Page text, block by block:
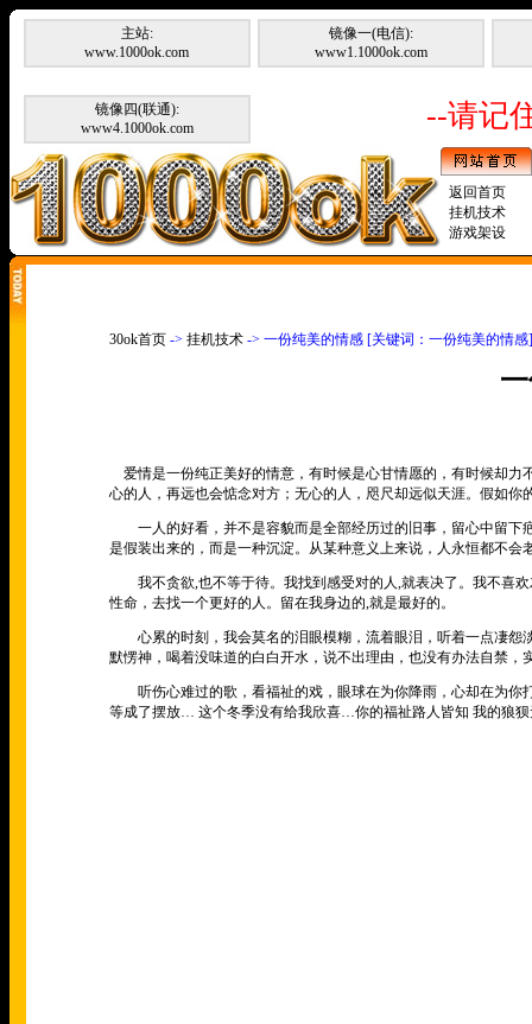
主站:
www.1000ok.com
镜像一(电信):
www1.1000ok.com
镜像四(联通):
www4.1000ok.com
--请记
返回首页
挂机技术
游戏架设
30ok首页 -> 挂机技术 -> 一份纯美的情感 [关键词：一份纯美的情感]
爱情是一份纯正美好的情意，有时候是心甘情愿的，有时候却力
心的人，再远也会惦念对方；无心的人，咫尺却远似天涯。假如
一人的好看，并不是容貌而是全部经历过的旧事，留心中留下
是假装出来的，而是一种沉淀。从某种意义上来说，人永恒都不
我不贪欲,也不等于待。我找到感受对的人,就表决了。我不喜欢
性命，去找一个更好的人。留在我身边的,就是最好的。
心累的时刻，我会莫名的泪眼模糊，流着眼泪，听着一点凄怨
默愣神，喝着没味道的白白开水，说不出理由，也没有办法自禁，
听伤心难过的歌，看福祉的戏，眼球在为你降雨，心却在为你
等成了摆放… 这个冬季没有给我欣喜…你的福祉路人皆知 我的狼